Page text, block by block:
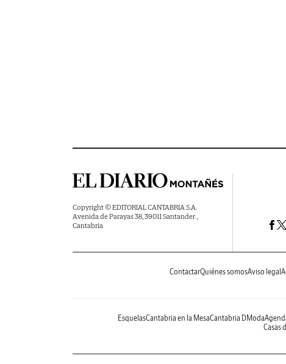
Copyright © EDITORIAL CANTABRIA S.A.
Avenida de Parayas 38, 39011 Santander ,
Cantabria
ContactarQuiénes somosAviso legal
EsquelasCantabria en la MesaCantabria DModa
Casas